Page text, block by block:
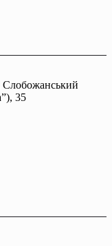
Слобожанський
35